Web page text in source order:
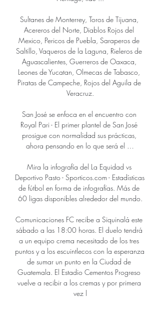
Sultanes de Monterrey, Toros de Tijuana,
Acereros del Norte, Diablos Rojos del
Mexico, Pericos de Puebla, Saraperos de
Saltillo, Vaqueros de la Laguna, Rieleros de
Aguascalientes, Guerreros de Oaxaca,
Leones de Yucatan, Olmecas de Tabasco,
Piratas de Campeche, Rojos del Aguila de
Veracruz.
San José se enfoca en el encuentro con
Royal Pari - El primer plantel de San José
prosigue con normalidad sus prácticas,
ahora pensando en lo que será el …
Mira la infografía del La Equidad vs
Deportivo Pasto - Sporticos.com - Estadísticas
de fútbol en forma de infografías. Más de
60 ligas disponibles alrededor del mundo.
Comunicaciones FC recibe a Siquinalá este
sábado a las 18:00 horas. El duelo tendrá
a un equipo crema necesitado de los tres
puntos y a los escuintlecos con la esperanza
de sumar un punto en la Ciudad de
Guatemala. El Estadio Cementos Progreso
vuelve a recibir a los cremas y por primera
vez l